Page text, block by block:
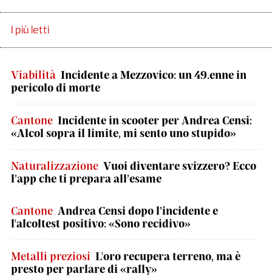
I più letti
Viabilità Incidente a Mezzovico: un 49.enne in
pericolo di morte
Cantone Incidente in scooter per Andrea Censi:
«Alcol sopra il limite, mi sento uno stupido»
Naturalizzazione Vuoi diventare svizzero? Ecco
l’app che ti prepara all’esame
Cantone Andrea Censi dopo l’incidente e
l'alcoltest positivo: «Sono recidivo»
Metalli preziosi L'oro recupera terreno, ma è
presto per parlare di «rally»